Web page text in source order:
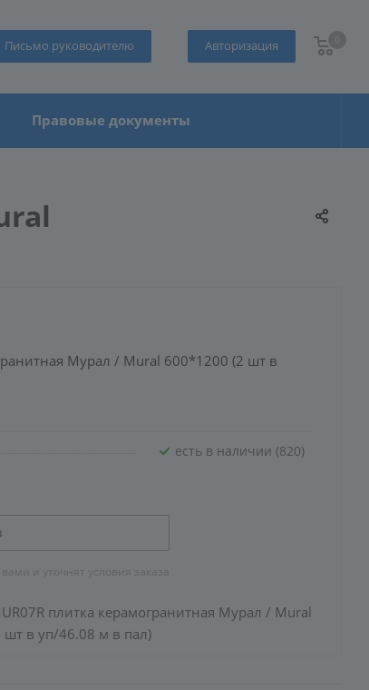
Авторизация
Письмо руководителю
Правовые документы
Мурал / Mural 600*1200 (2 шт в
Есть в наличии (820)
плитка керамогранитная Мурал / Mural
шт в уп/46.08 м в пал)